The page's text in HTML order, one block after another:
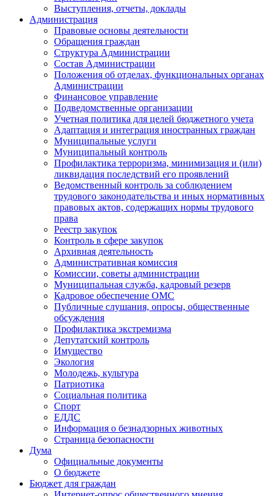
Выступления, отчеты, доклады
Администрация
Правовые основы деятельности
Обращения граждан
Структура Администрации
Состав Администрации
Положения об отделах, функциональных органах
Администрации
Финансовое управление
Подведомственные организации
Учетная политика для целей бюджетного учета
Адаптация и интеграция иностранных граждан
Муниципальные услуги
Муниципальный контроль
Профилактика терроризма, минимизация и (или)
ликвидация последствий его проявлений
Ведомственный контроль за соблюдением
трудового законодательства и иных нормативных
правовых актов, содержащих нормы трудового
права
Реестр закупок
Контроль в сфере закупок
Архивная деятельность
Административная комиссия
Комиссии, советы администрации
Муниципальная служба, кадровый резерв
Кадровое обеспечение ОМС
Публичные слушания, опросы, общественные
обсуждения
Профилактика экстремизма
Депутатский контроль
Имущество
Экология
Молодежь, культура
Патриотика
Социальная политика
Спорт
ЕДДС
Информация о безнадзорных животных
Страница безопасности
Дума
Официальные документы
О бюджете
Бюджет для граждан